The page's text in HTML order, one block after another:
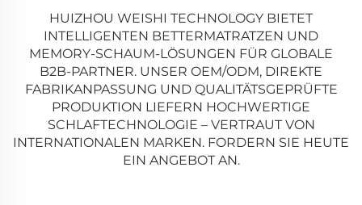
HUIZHOU WEISHI TECHNOLOGY BIETET
INTELLIGENTEN BETTERMATRATZEN UND
MEMORY-SCHAUM-LÖSUNGEN FÜR GLOBALE
B2B-PARTNER. UNSER OEM/ODM, DIREKTE
FABRIKANPASSUNG UND QUALITÄTSGEPRÜFTE
PRODUKTION LIEFERN HOCHWERTIGE
SCHLAFTECHNOLOGIE – VERTRAUT VON
INTERNATIONALEN MARKEN. FORDERN SIE HEUTE
EIN ANGEBOT AN.